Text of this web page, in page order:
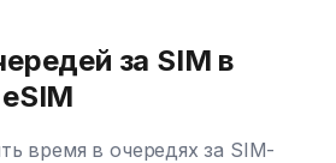
за SIM в
время в очередях за SIM-